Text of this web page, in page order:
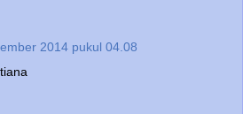
2014 pukul 04.08